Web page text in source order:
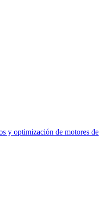
y optimización de motores de